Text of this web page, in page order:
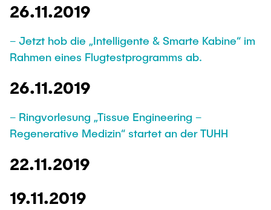
26.11.2019
– Jetzt hob die „Intelligente & Smarte Kabine“ im
Rahmen eines Flugtestprogramms ab.
26.11.2019
– Ringvorlesung „Tissue Engineering –
Regenerative Medizin“ startet an der TUHH
22.11.2019
19.11.2019